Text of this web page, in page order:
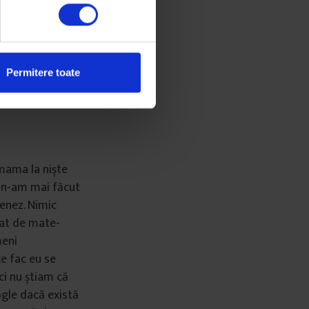
Permitere toate
întâmplat de
inițial,
și
care s-au
la niște
am mai făcut
Nimic
de mate-
fac eu se
nu știam că
dacă există